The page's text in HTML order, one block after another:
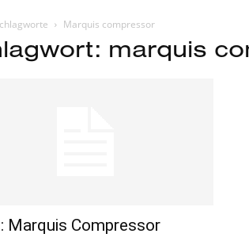
Marquis compressor
marquis
Marquis Compressor